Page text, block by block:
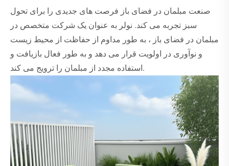
صنعت مبلمان در فضای باز فرصت های جدیدی را برای تحول
سبز تجربه می کند. نولر به عنوان یک شرکت متخصص در
مبلمان در فضای باز ، به طور مداوم از حفاظت از محیط زیست
و نوآوری در اولویت قرار می دهد و به طور فعال بازیافت و
استفاده مجدد از مبلمان را ترویج می کند.